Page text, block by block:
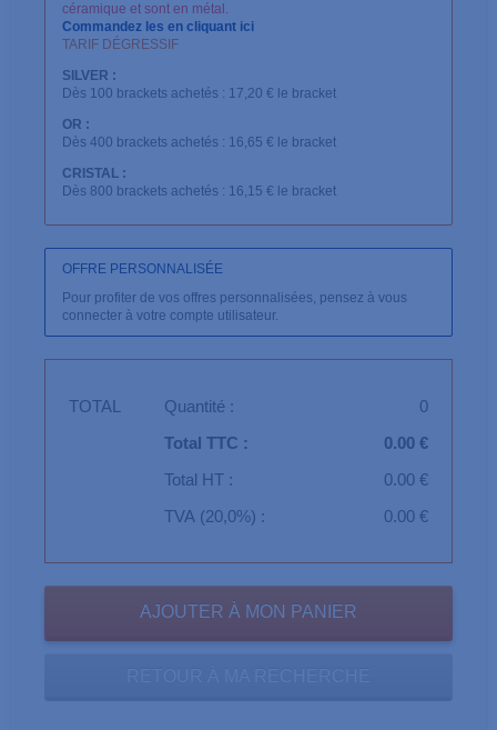
céramique et sont en métal.
Commandez les en cliquant ici
TARIF DÉGRESSIF
SILVER :
Dès 100 brackets achetés : 17,20 € le bracket
OR :
Dès 400 brackets achetés : 16,65 € le bracket
CRISTAL :
Dès 800 brackets achetés : 16,15 € le bracket
OFFRE PERSONNALISÉE
Pour profiter de vos offres personnalisées, pensez à vous
connecter à votre compte utilisateur.
TOTAL Quantité :
0
Total TTC :
0.00 €
Total HT :
0.00 €
TVA (20,0%) :
0.00 €